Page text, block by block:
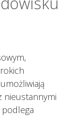
nieustannymi
podlega